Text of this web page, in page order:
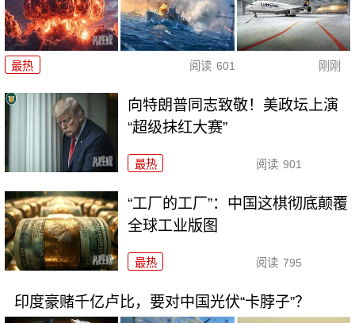
最热 阅读 601 刚刚
向特朗普同志致敬！美政坛上演
“超级抹红大赛”
最热 阅读 901
“工厂的工厂”：中国这棋彻底颠覆
全球工业版图
最热 阅读 795
印度豪赌千亿卢比，要对中国光伏“卡脖子”？